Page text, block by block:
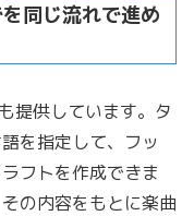
同じ流れで進め
提供しています。タ
を指定して、フッ
フトを作成できま
の内容をもとに楽曲